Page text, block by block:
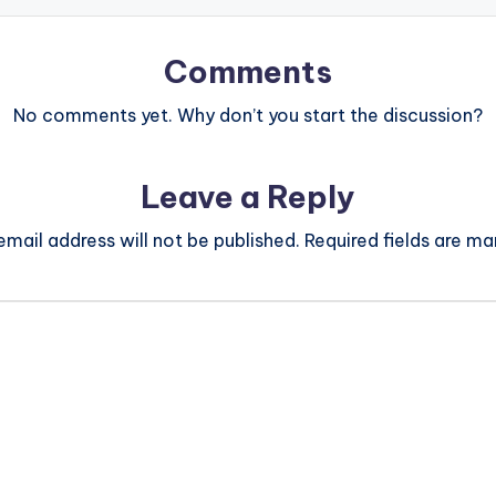
Comments
No comments yet. Why don’t you start the discussion?
Leave a Reply
address will not be published. Required fields are